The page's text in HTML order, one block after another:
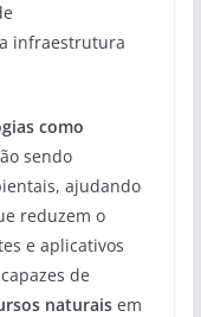
infraestrutura
como
sendo
ajudando
reduzem o
e aplicativos
de
naturaisem